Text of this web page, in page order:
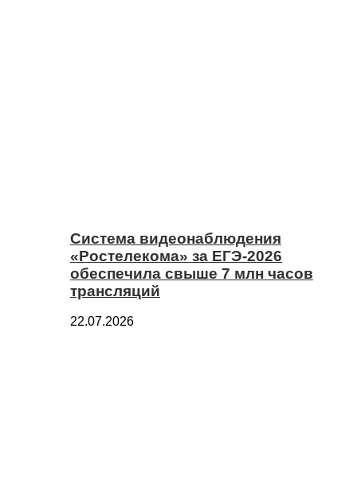
Система видеонаблюдения
«Ростелекома» за ЕГЭ-2026
обеспечила свыше 7 млн часов
трансляций
22.07.2026